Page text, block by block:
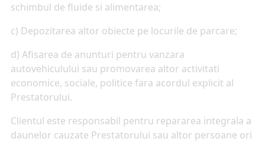
schimbul de fluide si alimentarea;
c) Depozitarea altor obiecte pe locurile de parcare;
d) Afisarea de anunturi pentru vanzara
autovehiculului sau promovarea altor activitati
economice, sociale, politice fara acordul explicit al
Prestatorului.
Clientul este responsabil pentru repararea integrala a
daunelor cauzate Prestatorului sau altor persoane ori